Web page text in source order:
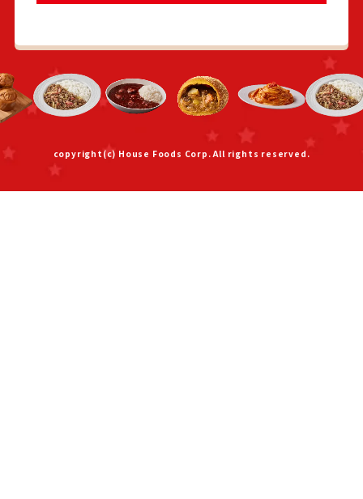
copyright(c) House Foods Corp. All rights reserved.